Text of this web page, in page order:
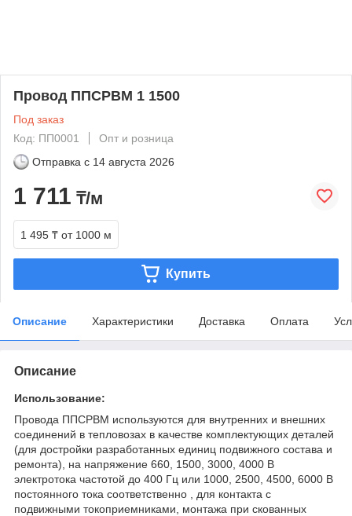
Провод ППСРВМ 1 1500
Под заказ
Код: ПП0001
Опт и розница
Отправка с 14 августа 2026
1 711 ₸/м
1 495 ₸ от 1000 м
Купить
Описание Характеристики Доставка Оплата
Описание
Использование:
Провода ППСРВМ используются для внутренних и внешних
соединений в тепловозах в качестве комплектующих деталей
(для достройки разработанных единиц подвижного состава и
ремонта), на напряжение 660, 1500, 3000, 4000 В
электротока частотой до 400 Гц или 1000, 2500, 4500, 6000 В
постоянного тока соответственно , для контакта с
подвижными токоприемниками, монтажа при скованных